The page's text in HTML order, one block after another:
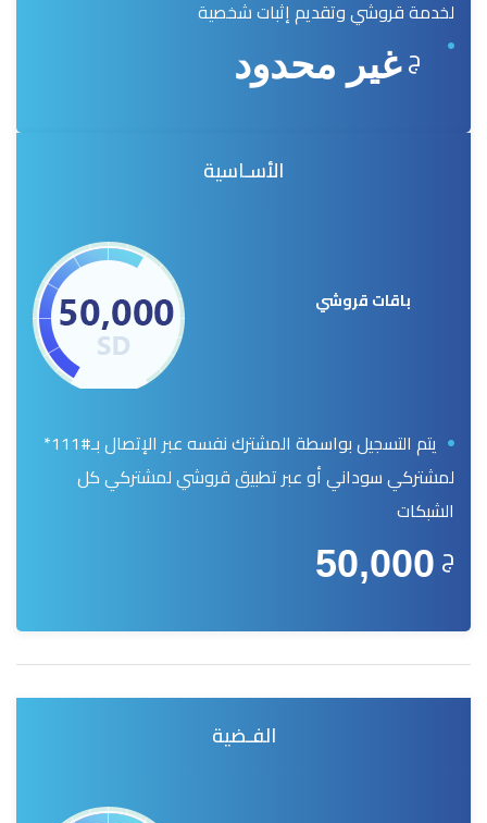
لخدمة قروشي وتقديم إثبات شخصية
جغير محدود
الأسـاسية
باقات قروشي
يتم التسجيل بواسطة المشترك نفسه عبر الإتصال بـ#111*
لمشتركي سوداني أو عبر تطبيق قروشي لمشتركي كل
الشبكات
ج 50,000
الفـضية